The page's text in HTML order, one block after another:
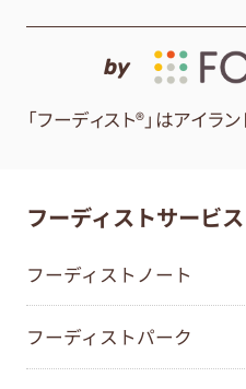
by
「フーディスト®」はアイ
フーディストサービス
フーディストノート
フーディストパーク